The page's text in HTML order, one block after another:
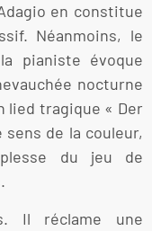
en constitue
Néanmoins, le
pianiste évoque
nocturne
lied tragique « Der
sens de la couleur,
du jeu de
Il réclame une